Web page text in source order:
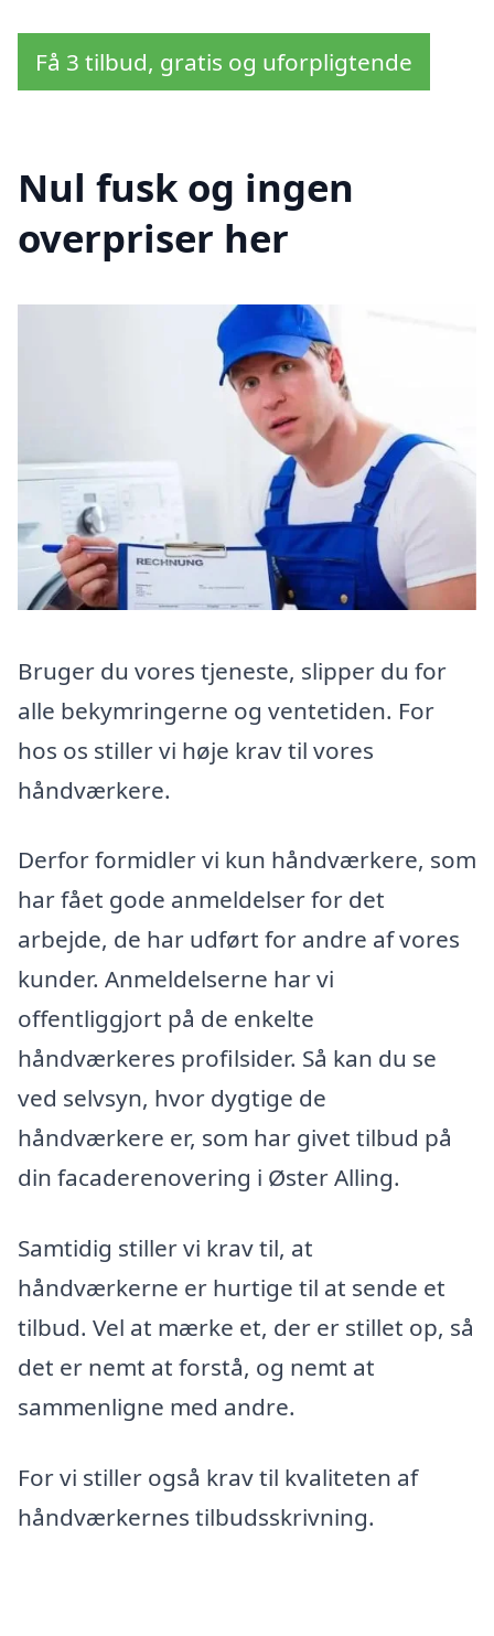
Få 3 tilbud, gratis og uforpligtende
Nul fusk og ingen
overpriser her
Bruger du vores tjeneste, slipper du for
alle bekymringerne og ventetiden. For
hos os stiller vi høje krav til vores
håndværkere.
Derfor formidler vi kun håndværkere, som
har fået gode anmeldelser for det
arbejde, de har udført for andre af vores
kunder. Anmeldelserne har vi
offentliggjort på de enkelte
håndværkeres profilsider. Så kan du se
ved selvsyn, hvor dygtige de
håndværkere er, som har givet tilbud på
din facaderenovering i Øster Alling.
Samtidig stiller vi krav til, at
håndværkerne er hurtige til at sende et
tilbud. Vel at mærke et, der er stillet op, så
det er nemt at forstå, og nemt at
sammenligne med andre.
For vi stiller også krav til kvaliteten af
håndværkernes tilbudsskrivning.